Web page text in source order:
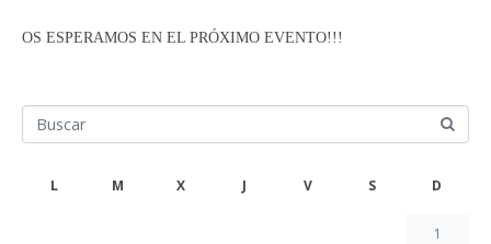
OS ESPERAMOS EN EL PRÓXIMO EVENTO!!!
L M X J V S D
1